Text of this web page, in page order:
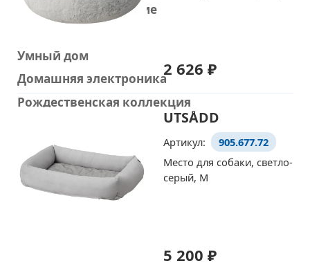
Домашнее улучшение
Умный дом
Домашняя электроника
Рождественская коллекция
2 626 ₽
UTSÅDD
Артикул:
905.677.72
Место для собаки, светло-
серый, M
5 200 ₽